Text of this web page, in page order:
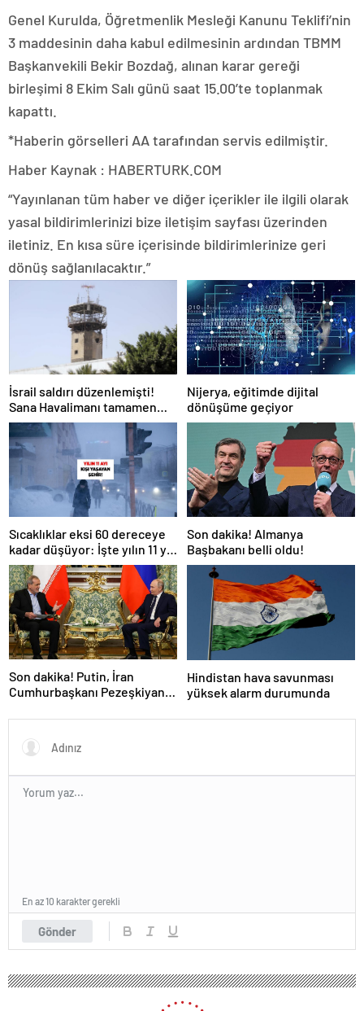
Genel Kurulda, Öğretmenlik Mesleği Kanunu Teklifi’nin
3 maddesinin daha kabul edilmesinin ardından TBMM
Başkanvekili Bekir Bozdağ, alınan karar gereği
birleşimi 8 Ekim Salı günü saat 15.00’te toplanmak
kapattı.
*Haberin görselleri AA tarafından servis edilmiştir.
Haber Kaynak : HABERTURK.COM
“Yayınlanan tüm haber ve diğer içerikler ile ilgili olarak
yasal bildirimlerinizi bize iletişim sayfası üzerinden
iletiniz. En kısa süre içerisinde bildirimlerinize geri
dönüş sağlanılacaktır.”
İsrail saldırı düzenlemişti!
Sana Havalimanı tamamen
hizmet dışı kaldı
Nijerya, eğitimde dijital
dönüşüme geçiyor
Sıcaklıklar eksi 60 dereceye
kadar düşüyor: İşte yılın 11 yılı
kışı yaşayan şehir!
Son dakika! Almanya
Başbakanı belli oldu!
Son dakika! Putin, İran
Cumhurbaşkanı Pezeşkiyan
Hindistan hava savunması
yüksek alarm durumunda
Gönder
En az 10 karakter gerekli